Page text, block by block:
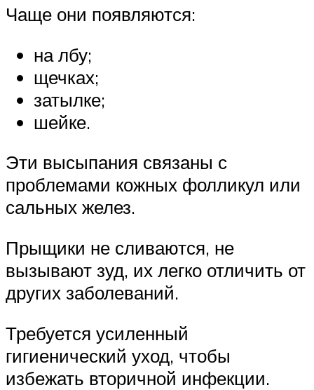
Чаще они появляются:
на лбу;
щечках;
затылке;
шейке.
Эти высыпания связаны с
проблемами кожных фолликул или
сальных желез.
Прыщики не сливаются, не
вызывают зуд, их легко отличить от
других заболеваний.
Требуется усиленный
гигиенический уход, чтобы
избежать вторичной инфекции.